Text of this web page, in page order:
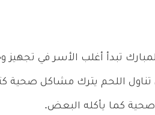
تبدأ أغلب الأسر في تجهيز
تناول اللحم يترك مشاكل
صحية كما يأكله البعض.